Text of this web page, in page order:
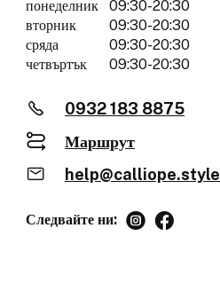
понеделник
09:30-20:30
вторник
09:30-20:30
сряда
09:30-20:30
четвъртък
09:30-20:30
0932 183 8875
Маршрут
help@calliope.style
Следвайте ни: